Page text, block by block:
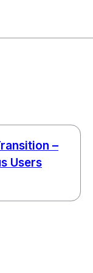
–
Users